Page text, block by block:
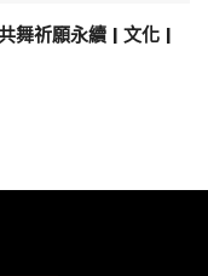
舞祈願永續 | 文化 |